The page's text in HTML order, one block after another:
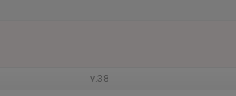
v.38